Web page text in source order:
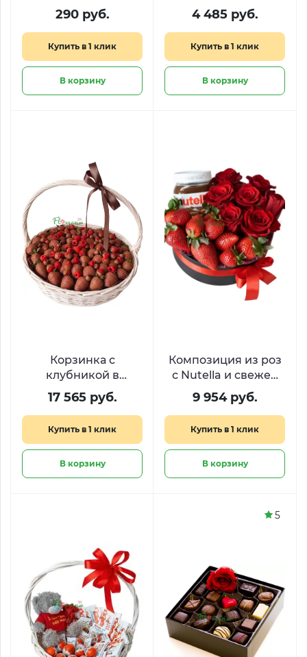
стихотворением
290 руб.
Купить в 1 клик
В корзину
виноградом «Сбор
урожая»
4 485 руб.
Купить в 1 клик
В корзину
Корзинка с
клубникой в
шоколаде и
свежими ягодами
«Шоколадная вуаль»
17 565 руб.
Купить в 1 клик
В корзину
Композиция из роз
с Nutella и свежей
клубникой «Аромат
нежности»
9 954 руб.
Купить в 1 клик
В корзину
5